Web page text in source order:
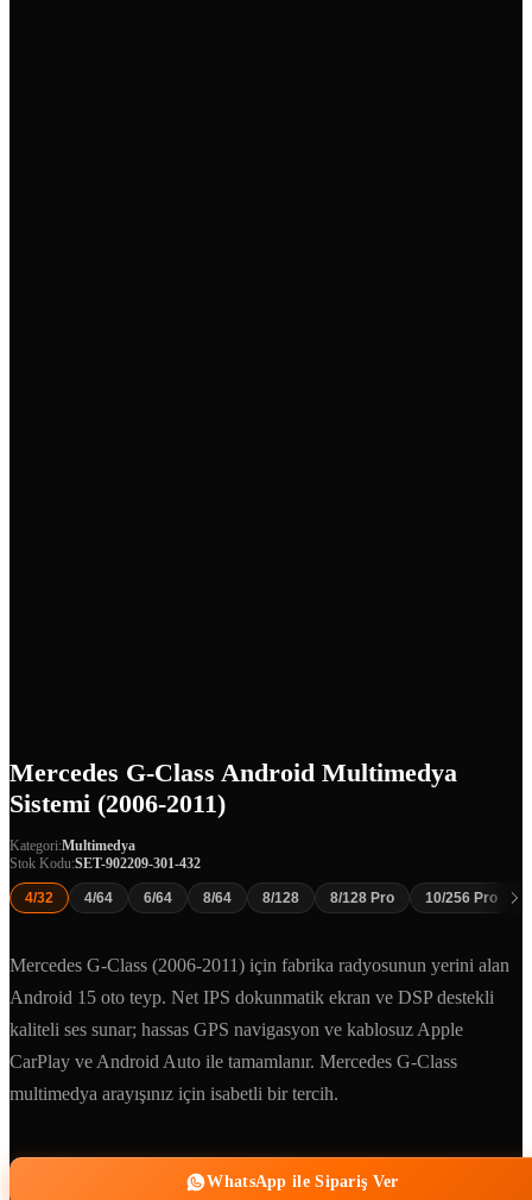
Mercedes G-Class Android Multimedya
Sistemi (2006-2011)
Kategori:Multimedya
Stok Kodu:SET-902209-301-432
4/32 4/64 6/64 8/64 8/128 8/128 Pro 10/256 Pro
Mercedes G-Class (2006-2011) için fabrika radyosunun yerini alan
Android 15 oto teyp. Net IPS dokunmatik ekran ve DSP destekli
kaliteli ses sunar; hassas GPS navigasyon ve kablosuz Apple
CarPlay ve Android Auto ile tamamlanır. Mercedes G-Class
multimedya arayışınız için isabetli bir tercih.
WhatsApp ile Sipariş Ver